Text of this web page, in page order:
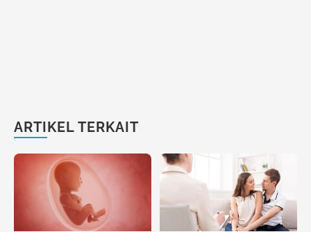
ARTIKEL TERKAIT